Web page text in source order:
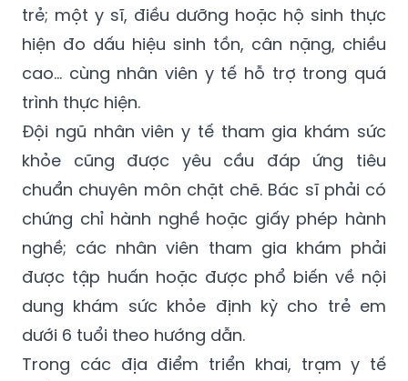
trẻ; một y sĩ, điều dưỡng hoặc hộ sinh thực
hiện đo dấu hiệu sinh tồn, cân nặng, chiều
cao… cùng nhân viên y tế hỗ trợ trong quá
trình thực hiện.
Đội ngũ nhân viên y tế tham gia khám sức
khỏe cũng được yêu cầu đáp ứng tiêu
chuẩn chuyên môn chặt chẽ. Bác sĩ phải có
chứng chỉ hành nghề hoặc giấy phép hành
nghề; các nhân viên tham gia khám phải
được tập huấn hoặc được phổ biến về nội
dung khám sức khỏe định kỳ cho trẻ em
dưới 6 tuổi theo hướng dẫn.
Trong các địa điểm triển khai, trạm y tế